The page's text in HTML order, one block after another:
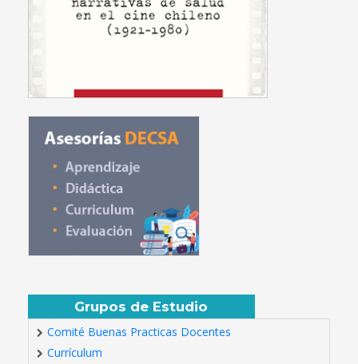
Grupos de Estudio
Comité Buenas Practicas Docentes
Currículum